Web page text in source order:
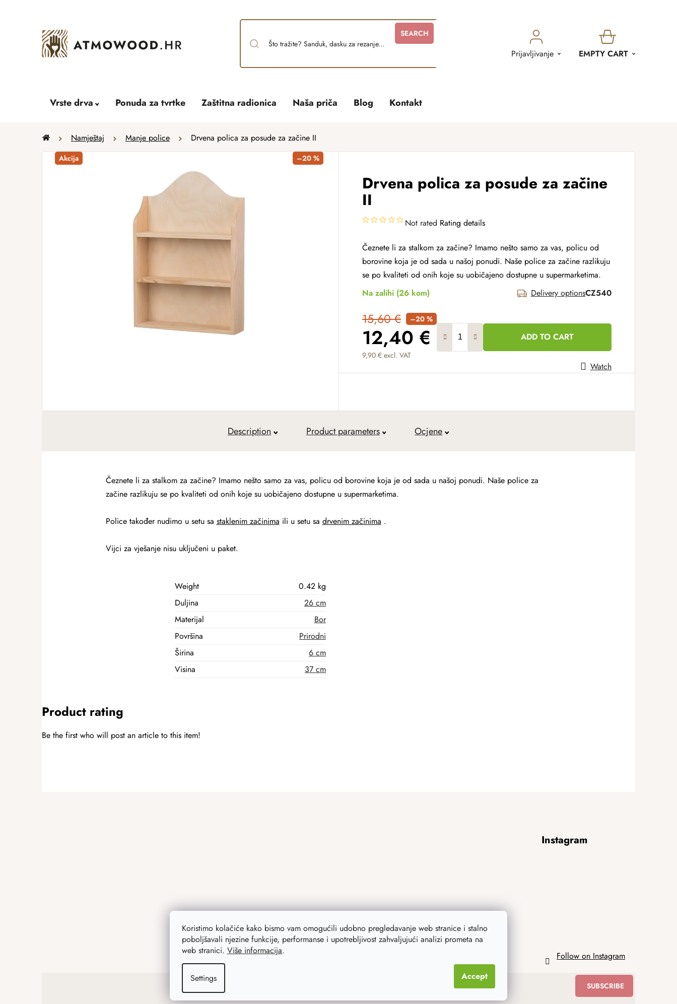
Koristimo kolačiće kako bismo vam omogućili udobno pregledavanje web stranice i stalno
poboljšavali njezine funkcije, performanse i upotrebljivost zahvaljujući analizi prometa na
web stranici. Više informacija.
Settings Accept
SEARCH
Prijavljivanje
SHOPPING
EMPTY CART
Vrste drva Ponuda za tvrtke Zaštitna radionica Naša priča Blog Kontakt
Home Namještaj Manje police Drvena polica za posude za začine II
Drvena polica za posude za začine
II
Not rated Rating details
Čeznete li za stalkom za začine? Imamo nešto samo za vas, policu od
borovine koja je od sada u našoj ponudi. Naše police za začine razlikuju
se po kvaliteti od onih koje su uobičajeno dostupne u supermarketima.
Na zalihi (26 kom) Delivery optionsCZ540
15,60 € –20 %
12,40 €
9,90 € excl. VAT
Measure price:
ADD TO CART
Watch
Akcija –20 %
Description Product parameters Ocjene
Čeznete li za stalkom za začine? Imamo nešto samo za vas, policu od borovine koja je od sada u našoj ponudi. Naše police za
začine razlikuju se po kvaliteti od onih koje su uobičajeno dostupne u supermarketima.
Police također nudimo u setu sa staklenim začinima ili u setu sa drvenim začinima .
Vijci za vješanje nisu uključeni u paket.
Weight
0.42 kg
Duljina
26 cm
Materijal
Bor
Površina
Prirodni
Širina
6 cm
Visina
37 cm
Product rating
Be the first who will post an article to this item!
Instagram
Follow on Instagram
SUBSCRIBE